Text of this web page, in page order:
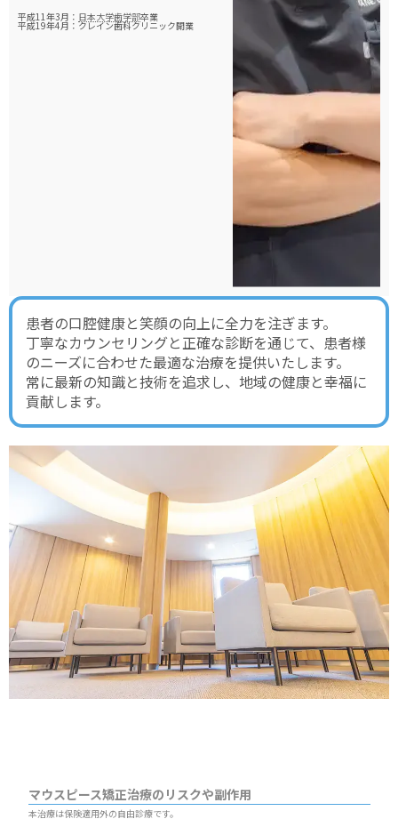
平成11年3月： 日本大学歯学部卒業
平成19年4月：クレイン歯科クリニック開業
患者の口腔健康と笑顔の向上に全力を注ぎます。
丁寧なカウンセリングと正確な診断を通じて、患者様
のニーズに合わせた最適な治療を提供いたします。
常に最新の知識と技術を追求し、地域の健康と幸福に
貢献します。
マウスピース矯正治療のリスクや副作用
本治療は保険適用外の自由診療です。